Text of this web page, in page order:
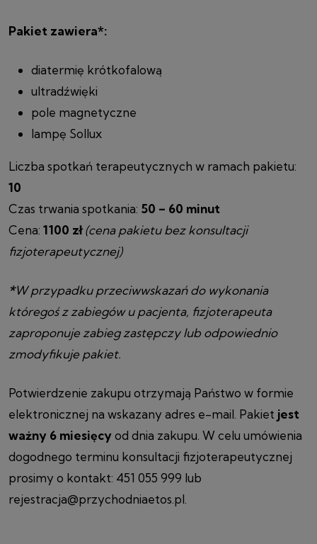
Pakiet zawiera*:
diatermię krótkofalową
ultradźwięki
pole magnetyczne
lampę Sollux
Liczba spotkań terapeutycznych w ramach pakietu:
10
Czas trwania spotkania: 50 – 60 minut
Cena: 1100 zł(cena pakietu bez konsultacji
fizjoterapeutycznej)
*W przypadku przeciwwskazań do wykonania
któregoś z zabiegów u pacjenta, fizjoterapeuta
zaproponuje zabieg zastępczy lub odpowiednio
zmodyfikuje pakiet.
Potwierdzenie zakupu otrzymają Państwo w formie
elektronicznej na wskazany adres e-mail. Pakiet jest
ważny 6 miesięcyod dnia zakupu. W celu umówienia
dogodnego terminu konsultacji fizjoterapeutycznej
prosimy o kontakt: 451 055 999 lub
rejestracja@przychodniaetos.pl.